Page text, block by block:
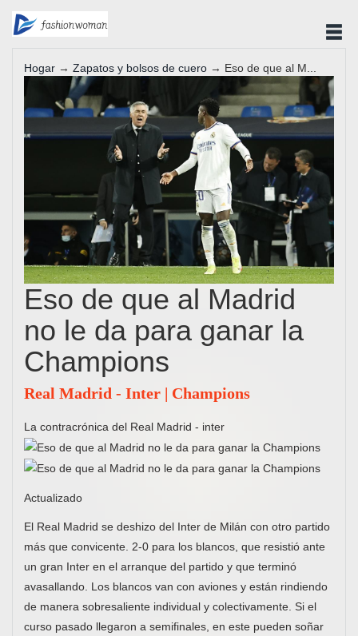
Hogar → Zapatos y bolsos de cuero → Eso de que al M...
Eso de que al Madrid
no le da para ganar la
Champions
Real Madrid - Inter | Champions
La contracrónica del Real Madrid - inter
Actualizado
El Real Madrid se deshizo del Inter de Milán con otro partido
más que convicente. 2-0 para los blancos, que resistió ante
un gran Inter en el arranque del partido y que terminó
avasallando. Los blancos van con aviones y están rindiendo
de manera sobresaliente individual y colectivamente. Si el
curso pasado llegaron a semifinales, en este pueden soñar